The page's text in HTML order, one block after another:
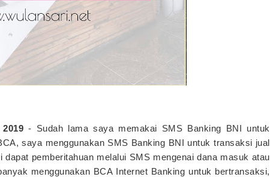
- Sudah lama saya memakai SMS Banking BNI untuk
saya menggunakan SMS Banking BNI untuk transaksi jual
pemberitahuan melalui SMS mengenai dana masuk atau
menggunakan BCA Internet Banking untuk bertransaksi,